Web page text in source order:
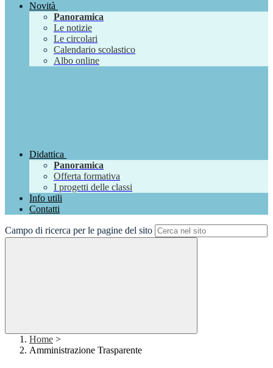
Novità
Panoramica
Le notizie
Le circolari
Calendario scolastico
Albo online
Didattica
Panoramica
Offerta formativa
I progetti delle classi
Info utili
Contatti
Campo di ricerca per le pagine del sito
Home >
Amministrazione Trasparente